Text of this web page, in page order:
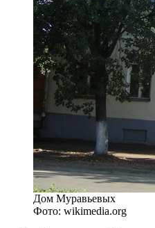
Дом Муравьевых
Фото: wikimedia.org